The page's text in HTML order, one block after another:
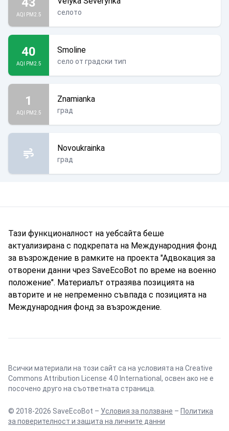
AQI PM2.5 селото
40
AQI PM2.5
Smoline
село от градски тип
1
AQI PM2.5
Znamianka
град
Novoukrainka
град
Тази функционалност на уебсайта беше
актуализирана с подкрепата на Международния фонд
за възрождение в рамките на проекта "Адвокация за
отворени данни чрез SaveEcoBot по време на военно
положение". Материалът отразява позицията на
авторите и не непременно съвпада с позицията на
Международния фонд за възрождение.
Всички материали на този сайт са на условията на Creative
Commons Attribution License 4.0 International , освен ако не е
посочено друго на съответната страница.
© 2018-2026 SaveEcoBot – Условия за ползване – Политика
за поверителност и защита на личните данни